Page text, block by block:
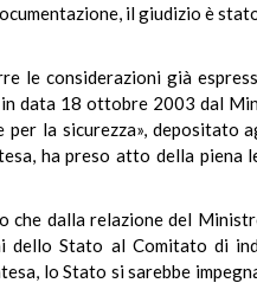
il giudizio è
le considerazioni già
data 18 ottobre 2003 dal
per la sicurezza», depositato
ha preso atto della
che dalla relazione del
Stato al Comitato di
lo Stato si sarebbe